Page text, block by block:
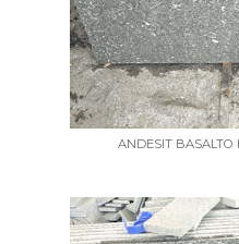
ANDESIT BASALTO